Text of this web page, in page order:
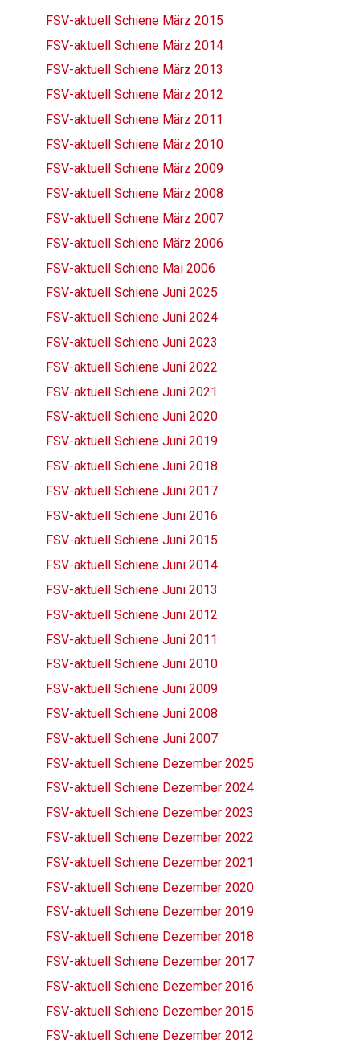
FSV-aktuell Schiene März 2015
FSV-aktuell Schiene März 2014
FSV-aktuell Schiene März 2013
FSV-aktuell Schiene März 2012
FSV-aktuell Schiene März 2011
FSV-aktuell Schiene März 2010
FSV-aktuell Schiene März 2009
FSV-aktuell Schiene März 2008
FSV-aktuell Schiene März 2007
FSV-aktuell Schiene März 2006
FSV-aktuell Schiene Mai 2006
FSV-aktuell Schiene Juni 2025
FSV-aktuell Schiene Juni 2024
FSV-aktuell Schiene Juni 2023
FSV-aktuell Schiene Juni 2022
FSV-aktuell Schiene Juni 2021
FSV-aktuell Schiene Juni 2020
FSV-aktuell Schiene Juni 2019
FSV-aktuell Schiene Juni 2018
FSV-aktuell Schiene Juni 2017
FSV-aktuell Schiene Juni 2016
FSV-aktuell Schiene Juni 2015
FSV-aktuell Schiene Juni 2014
FSV-aktuell Schiene Juni 2013
FSV-aktuell Schiene Juni 2012
FSV-aktuell Schiene Juni 2011
FSV-aktuell Schiene Juni 2010
FSV-aktuell Schiene Juni 2009
FSV-aktuell Schiene Juni 2008
FSV-aktuell Schiene Juni 2007
FSV-aktuell Schiene Dezember 2025
FSV-aktuell Schiene Dezember 2024
FSV-aktuell Schiene Dezember 2023
FSV-aktuell Schiene Dezember 2022
FSV-aktuell Schiene Dezember 2021
FSV-aktuell Schiene Dezember 2020
FSV-aktuell Schiene Dezember 2019
FSV-aktuell Schiene Dezember 2018
FSV-aktuell Schiene Dezember 2017
FSV-aktuell Schiene Dezember 2016
FSV-aktuell Schiene Dezember 2015
FSV-aktuell Schiene Dezember 2012